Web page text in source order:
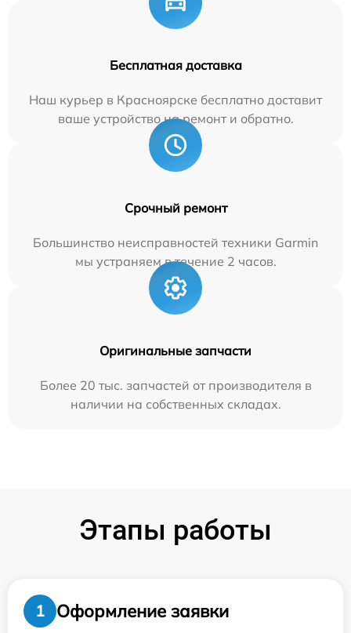
Бесплатная доставка
Наш курьер в Красноярске бесплатно доставит
ваше устройство на ремонт и обратно.
Срочный ремонт
Большинство неисправностей техники Garmin
мы устраняем в течение 2 часов.
Оригинальные запчасти
Более 20 тыс. запчастей от производителя в
наличии на собственных складах.
Этапы работы
1
Оформление заявки